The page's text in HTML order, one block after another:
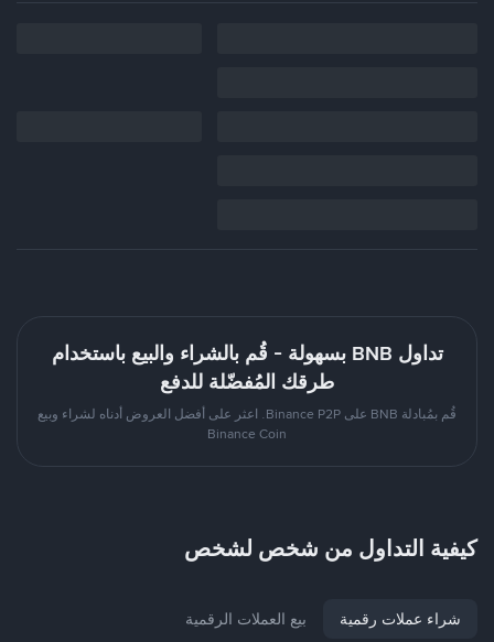
تداول BNB بسهولة - قُم بالشراء والبيع باستخدام
طرقك المُفضّلة للدفع
قُم بمُبادلة BNB على Binance P2P. اعثر على أفضل العروض أدناه لشراء وبيع
Binance Coin
كيفية التداول من شخص لشخص
شراء عملات رقمية بيع العملات الرقمية